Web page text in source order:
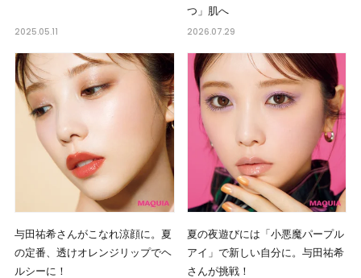
2025.05.11
つ」肌へ
2026.07.29
与田祐希さんがこなれ涼顔に。夏
の定番、透けオレンジリップでヘ
ルシーに！
夏の夜遊びには「小悪魔パープル
アイ」で新しい自分に。与田祐希
さんが挑戦！